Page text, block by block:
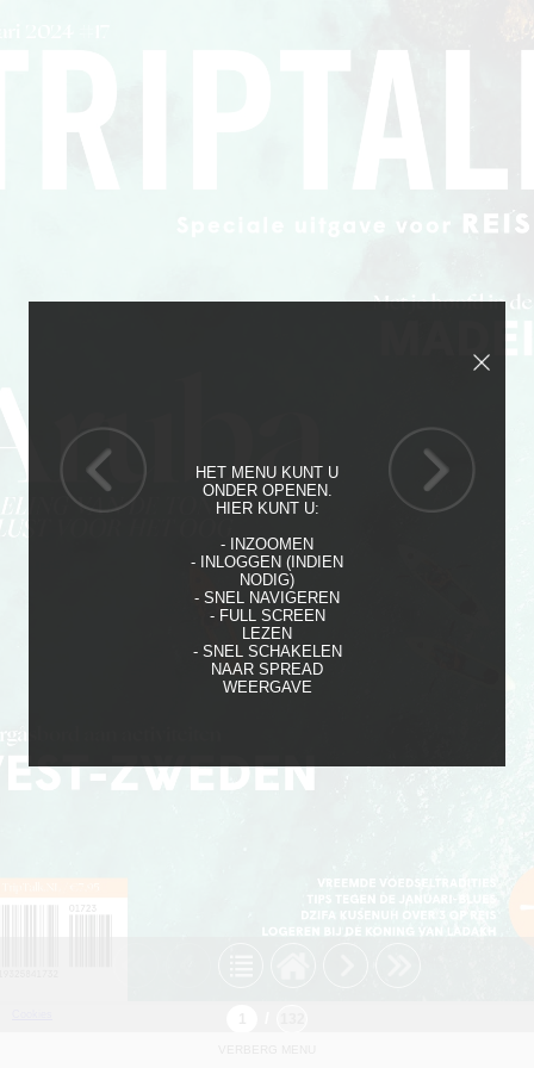
HET MENU KUNT U
ONDER OPENEN.
HIER KUNT U:
- INZOOMEN
- INLOGGEN (INDIEN
NODIG)
- SNEL NAVIGEREN
- FULL SCREEN
LEZEN
- SNEL SCHAKELEN
NAAR SPREAD
WEERGAVE